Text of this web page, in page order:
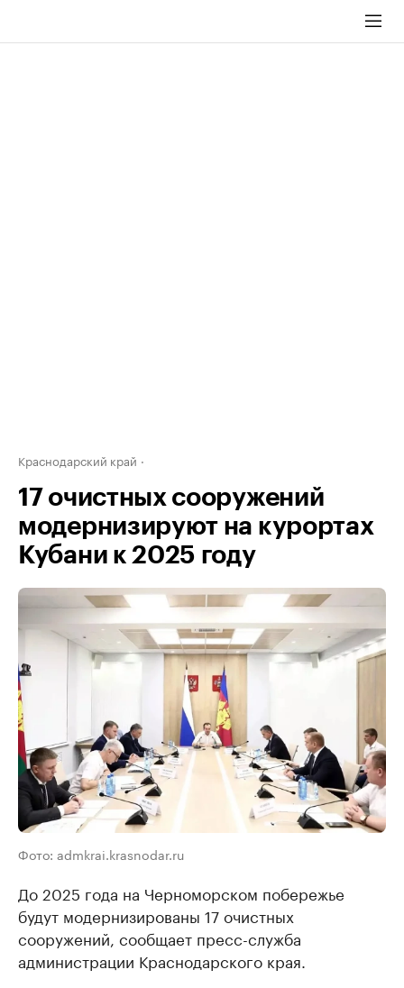
Краснодарский край
17 очистных сооружений
модернизируют на курортах
Кубани к 2025 году
Фото: admkrai.krasnodar.ru
До 2025 года на Черноморском побережье
будут модернизированы 17 очистных
сооружений, сообщает пресс-служба
администрации Краснодарского края.